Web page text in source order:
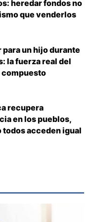
heredar fondos no
que venderlos
un hijo durante
la fuerza real del
recupera
en los pueblos,
todos acceden igual